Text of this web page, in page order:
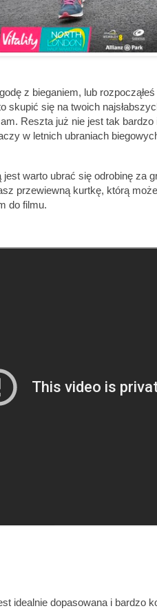
z bieganiem, lub
skupić się na twoich
Reszta już nie jest tak
w letnich ubraniach
warto ubrać się odrobinę za
przewiewną kurtkę, którą
do filmu.
idealnie dopasowana i bardzo